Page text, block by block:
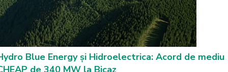
Blue Energy și Hidroelectrica: Acord de mediu
de 340 MW la Bicaz